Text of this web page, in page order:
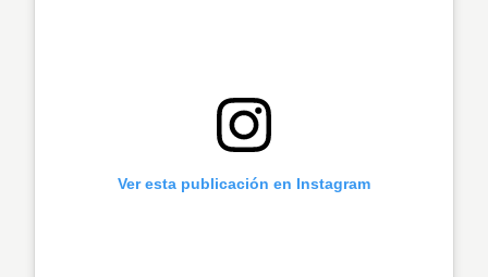
Ver esta publicación en Instagram